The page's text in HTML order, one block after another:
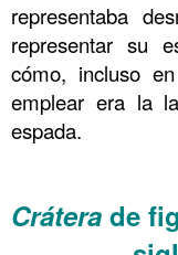
representaba
representar su
cómo, incluso
emplear era la
espada.
Crátera de